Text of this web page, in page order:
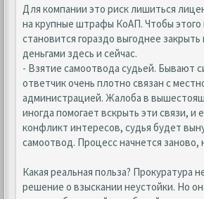
Для компании это риск лишиться
на крупные штрафы КоАП. Чтобы
становится гораздо выгоднее
деньгами здесь и сейчас.
- Взятие самоотвода судьей. Бывают
ответчик очень плотно связан с
администрацией. Жалоба в
иногда помогает вскрыть эти связи, и
конфликт интересов, судья будет
самоотвод. Процесс начнется заново,
Какая реальная польза? Прокуратура
решение о взыскании неустойки. Но